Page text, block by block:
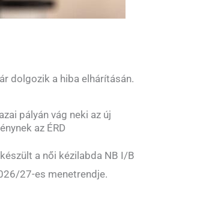
dolgozik a hiba elhárításán.
pályán vág neki az új
az ÉRD
a női kézilabda NB I/B
27-es menetrendje.